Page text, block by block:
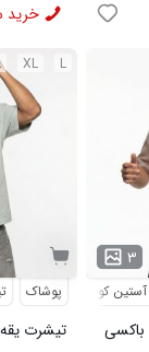
خرید
L
XL
پوشاک
تیشرت
۳
کوتاه
باکسی